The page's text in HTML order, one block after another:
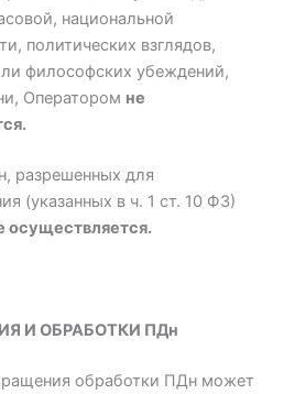
национальной
политических взглядов,
философских убеждений,
Оператором не
.
разрешенных для
(указанных в ч. 1 ст. 10 ФЗ)
осуществляется.
И ОБРАБОТКИ ПДн
обработки ПДн может